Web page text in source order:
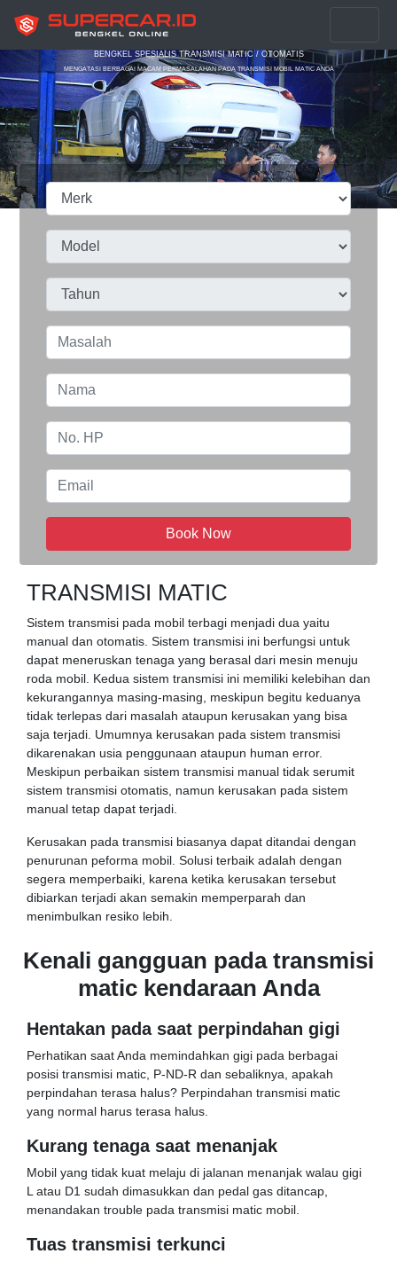
BENGKEL SPESIALIS TRANSMISI MATIC / OTOMATIS
MENGATASI BERBAGAI MACAM PERMASALAHAN PADA TRANSMISI MOBIL MATIC ANDA
Book Now
TRANSMISI MATIC
Sistem transmisi pada mobil terbagi menjadi dua yaitu
manual dan otomatis. Sistem transmisi ini berfungsi untuk
dapat meneruskan tenaga yang berasal dari mesin menuju
roda mobil. Kedua sistem transmisi ini memiliki kelebihan dan
kekurangannya masing-masing, meskipun begitu keduanya
tidak terlepas dari masalah ataupun kerusakan yang bisa
saja terjadi. Umumnya kerusakan pada sistem transmisi
dikarenakan usia penggunaan ataupun human error.
Meskipun perbaikan sistem transmisi manual tidak serumit
sistem transmisi otomatis, namun kerusakan pada sistem
manual tetap dapat terjadi.
Kerusakan pada transmisi biasanya dapat ditandai dengan
penurunan peforma mobil. Solusi terbaik adalah dengan
segera memperbaiki, karena ketika kerusakan tersebut
dibiarkan terjadi akan semakin memperparah dan
menimbulkan resiko lebih.
Kenali gangguan pada transmisi
matic kendaraan Anda
Hentakan pada saat perpindahan gigi
Perhatikan saat Anda memindahkan gigi pada berbagai
posisi transmisi matic, P-ND-R dan sebaliknya, apakah
perpindahan terasa halus? Perpindahan transmisi matic
yang normal harus terasa halus.
Kurang tenaga saat menanjak
Mobil yang tidak kuat melaju di jalanan menanjak walau gigi
L atau D1 sudah dimasukkan dan pedal gas ditancap,
menandakan trouble pada transmisi matic mobil.
Tuas transmisi terkunci